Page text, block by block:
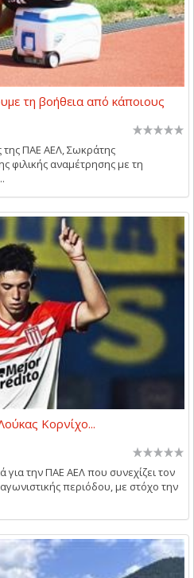
τη βοήθεια από κάποιους
ΠΑΕ ΑΕΛ, Σωκράτης
φιλικής αναμέτρησης με τη
Κορνίχο...
για την ΠΑΕ ΑΕΛ που συνεχίζει τον
περιόδου, με στόχο την